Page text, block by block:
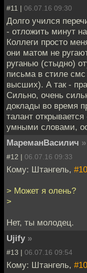
#11 | 06.07.16 09:30
Долго учился
- отложить минут
Коллеги просто
они матом не
руганью (стыдно)
письма в стиле
высших). А так -
Сильно, очень
доклады во время
талант
умными словами,
МареманВасилич »
#12 | 06.07.16 09:33
Кому: Штангель, #10
> Может я олень?
>
Нет, ты молодец.
Ujify »
#13 | 06.07.16 09:54
Кому: Штангель, #10